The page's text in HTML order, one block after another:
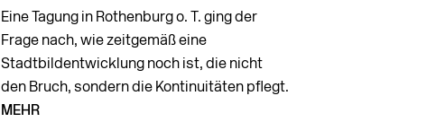
Eine Tagung in Rothenburg o. T. ging der
Frage nach, wie zeitgemäß eine
Stadtbildentwicklung noch ist, die nicht
den Bruch, sondern die Kontinuitäten pflegt.
MEHR